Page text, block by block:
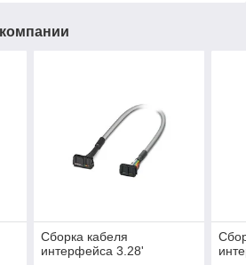
Сборка кабеля
интерфейса 3.28'